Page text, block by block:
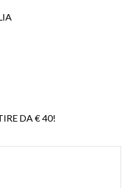
DA € 40!